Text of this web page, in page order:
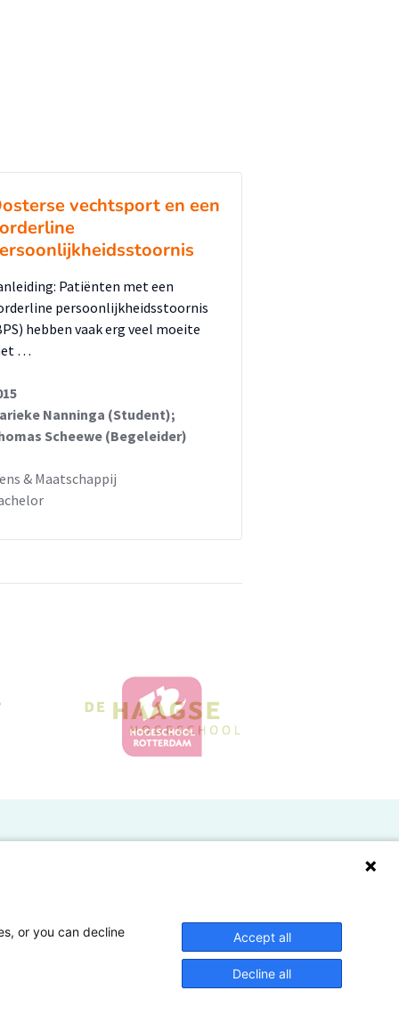
vechtsport en een
Patiënten met een
persoonlijkheidsstoornis
hebben vaak erg veel moeite
…
Nanninga (Student);
Scheewe (Begeleider)
& Maatschappij
Lectoren en onderzoekers
or you can decline Accept all
Decline all